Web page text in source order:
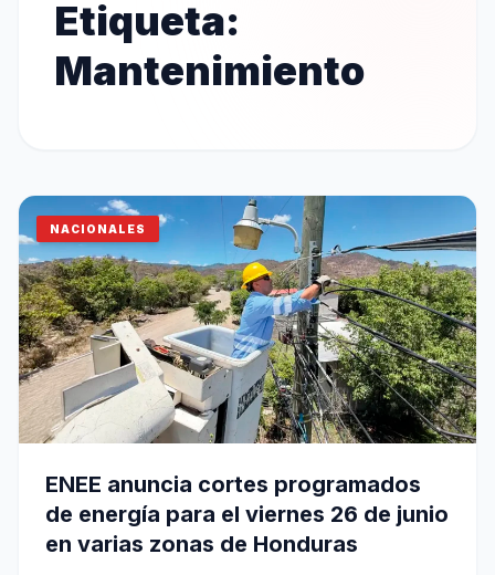
Etiqueta:
Mantenimiento
NACIONALES
ENEE anuncia cortes programados
de energía para el viernes 26 de junio
en varias zonas de Honduras